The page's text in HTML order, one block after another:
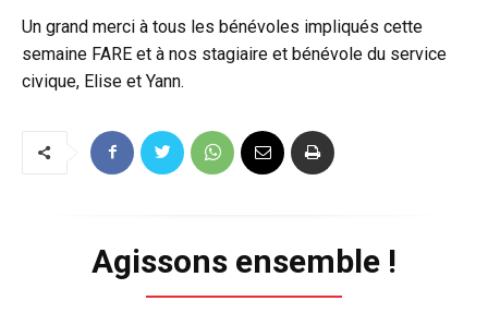
Un grand merci à tous les bénévoles impliqués cette
semaine FARE et à nos stagiaire et bénévole du service
civique, Elise et Yann.
Agissons ensemble !